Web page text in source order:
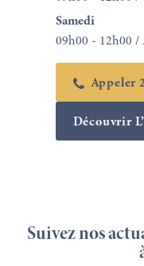
Samedi
09h00 - 12h00 /
Appeler
Découvrir
Suivez nos